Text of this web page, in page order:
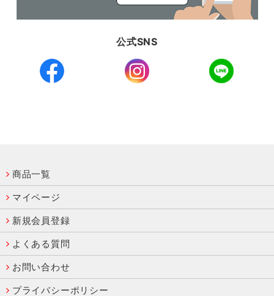
公式SNS
商品一覧
マイページ
新規会員登録
よくある質問
お問い合わせ
プライバシーポリシー